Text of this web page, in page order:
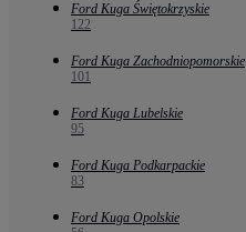
Ford Kuga Świętokrzyskie
122
Ford Kuga Zachodniopomorskie
101
Ford Kuga Lubelskie
95
Ford Kuga Podkarpackie
83
Ford Kuga Opolskie